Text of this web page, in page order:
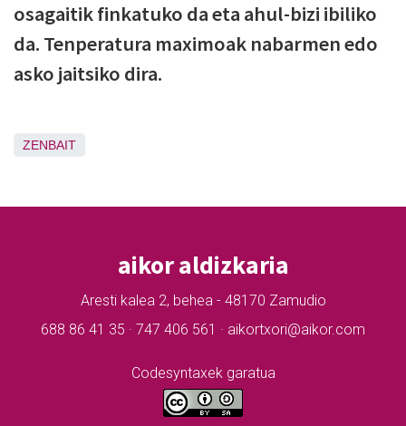
osagaitik finkatuko da eta ahul-bizi ibiliko
da. Tenperatura maximoak nabarmen edo
asko jaitsiko dira.
ZENBAIT
aikor aldizkaria
Aresti kalea 2, behea - 48170 Zamudio
688 86 41 35 · 747 406 561 · aikortxori@aikor.com
Codesyntaxek garatua